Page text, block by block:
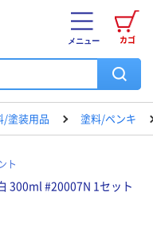
カゴ
メニュー
/塗装用品 塗料/ペンキ
ト
300ml #20007N 1セット